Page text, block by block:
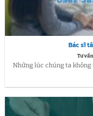
Bác sĩ
Tư
Những lúc chúng ta không